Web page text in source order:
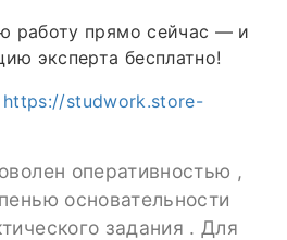
работу прямо сейчас — и
эксперта бесплатно!
https://studwork.store-
оперативностью ,
основательности
задания . Для